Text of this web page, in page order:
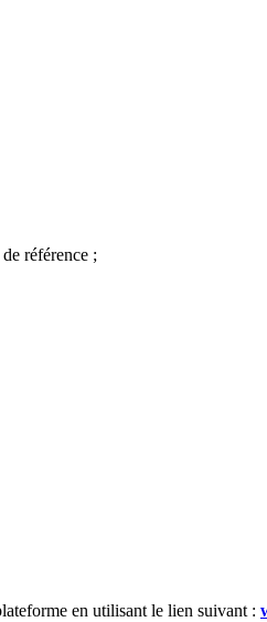
référence ;
en utilisant le lien suivant :